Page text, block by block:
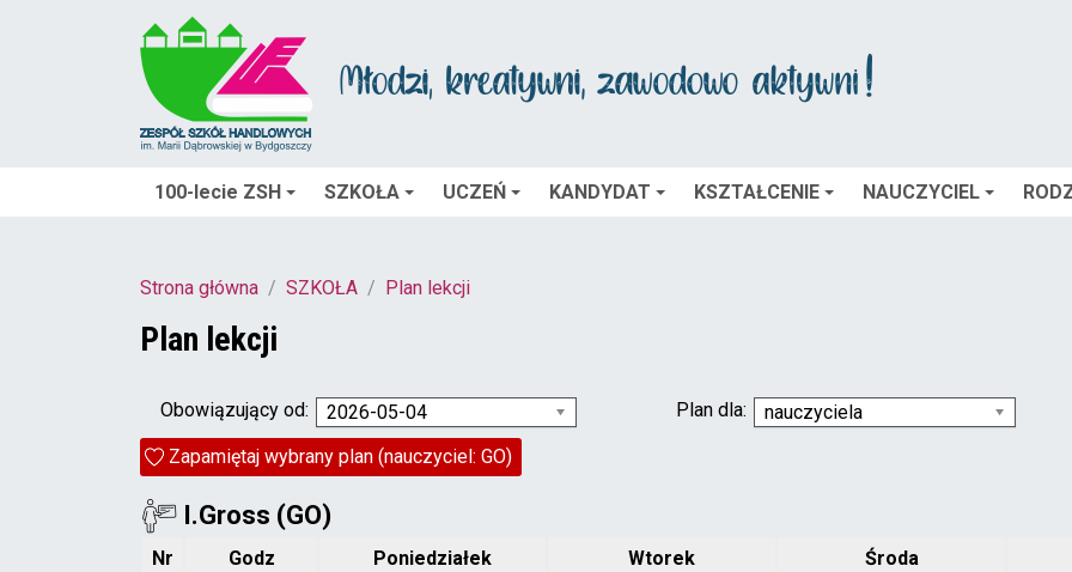
100-lecie ZSH SZKOŁA UCZEŃ KANDYDAT KSZTAŁCENIE NAUCZYCIEL
Strona główna SZKOŁA Plan lekcji
Plan lekcji
Obowiązujący od: 2026-05-04 Plan dla:
nauczyciela
Zapamiętaj wybrany plan (nauczyciel: GO)
I.Gross (GO)
Nr Godz Poniedziałek Wtorek
Środa